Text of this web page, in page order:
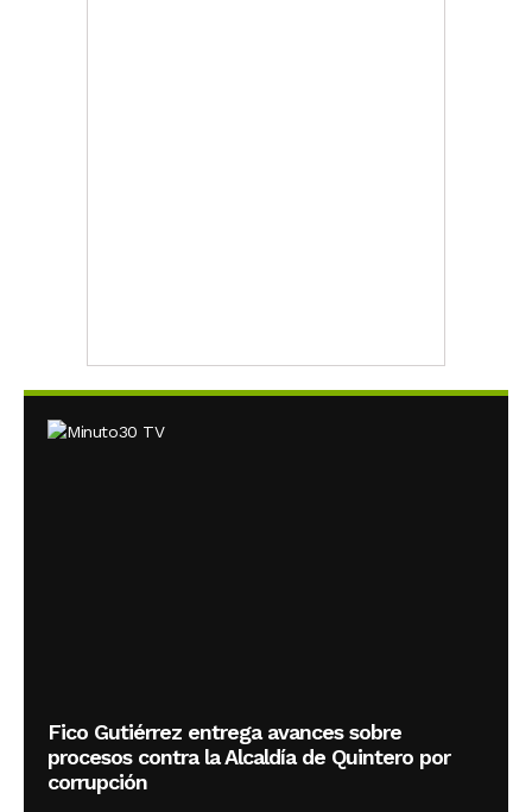
Fico Gutiérrez entrega avances sobre
procesos contra la Alcaldía de Quintero por
corrupción